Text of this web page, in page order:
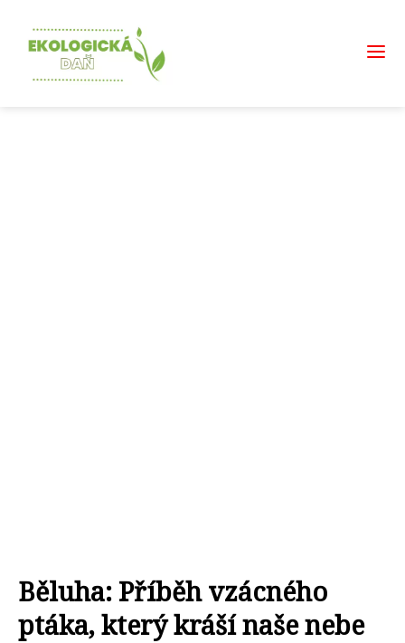
Běluha: Příběh vzácného
ptáka, který kráší naše nebe